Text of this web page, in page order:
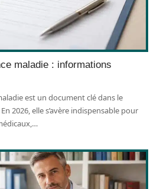
maladie : informations
est un document clé dans le
2026, elle s’avère indispensable pour
…